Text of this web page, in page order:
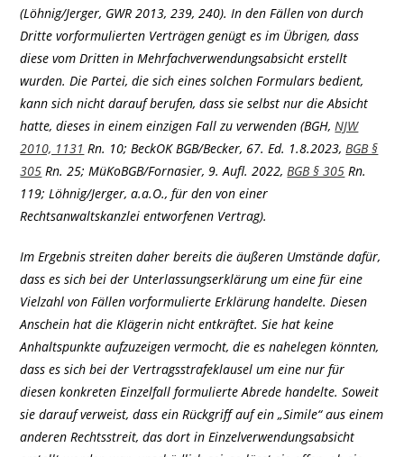
(Löhnig/Jerger, GWR 2013, 239, 240). In den Fällen von durch
Dritte vorformulierten Verträgen genügt es im Übrigen, dass
diese vom Dritten in Mehrfachverwendungsabsicht erstellt
wurden. Die Partei, die sich eines solchen Formulars bedient,
kann sich nicht darauf berufen, dass sie selbst nur die Absicht
hatte, dieses in einem einzigen Fall zu verwenden (BGH, NJW
2010, 1131 Rn. 10; BeckOK BGB/Becker, 67. Ed. 1.8.2023, BGB §
305 Rn. 25; MüKoBGB/Fornasier, 9. Aufl. 2022, BGB § 305 Rn.
119; Löhnig/Jerger, a.a.O., für den von einer
Rechtsanwaltskanzlei entworfenen Vertrag).
Im Ergebnis streiten daher bereits die äußeren Umstände dafür,
dass es sich bei der Unterlassungserklärung um eine für eine
Vielzahl von Fällen vorformulierte Erklärung handelte. Diesen
Anschein hat die Klägerin nicht entkräftet. Sie hat keine
Anhaltspunkte aufzuzeigen vermocht, die es nahelegen könnten,
dass es sich bei der Vertragsstrafeklausel um eine nur für
diesen konkreten Einzelfall formulierte Abrede handelte. Soweit
sie darauf verweist, dass ein Rückgriff auf ein „Simile“ aus einem
anderen Rechtsstreit, das dort in Einzelverwendungsabsicht